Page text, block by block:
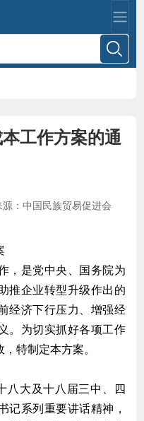
工作方案的通
源：中国民族贸易促进会
，是党中央、国务院为
推企业转型升级作出的
经济下行压力、增强经
。为切实抓好各项工作
特制定本方案。
八大及十八届三中、四
记系列重要讲话精神，